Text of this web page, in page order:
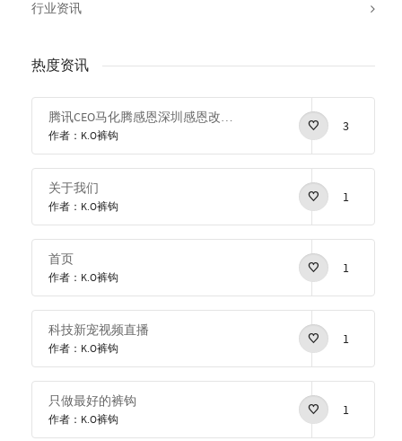
行业资讯
热度资讯
腾讯CEO马化腾感恩深圳感恩改革开放
作者：K.O裤钩
3
关于我们
作者：K.O裤钩
1
首页
作者：K.O裤钩
1
科技新宠视频直播
作者：K.O裤钩
1
只做最好的裤钩
作者：K.O裤钩
1